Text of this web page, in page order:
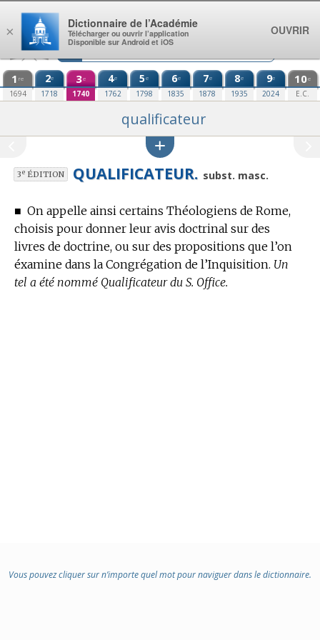
Aller au contenu
1 re
1694
2e
1718
3e
1740
4e
1762
5e
1798
6e
1835
7e
1878
8e
1935
9e
2024
10e
E.C.
qualificateur
3eÉDITION QUALIFICATEUR. subst. masc.
■ On appelle ainsi certains Théologiens de Rome,
choisis pour donner leur avis doctrinal sur des
livres de doctrine, ou sur des propositions que l’on
éxamine dans la Congrégation de l’Inquisition. Un
tel a été nommé Qualificateur du S. Office.
Vous pouvez cliquer sur n’importe quel mot pour naviguer dans le dictionnaire.
×
Dictionnaire de l’Académie
Télécharger ou ouvrir l’application
Disponible sur Android et iOS
OUVRIR